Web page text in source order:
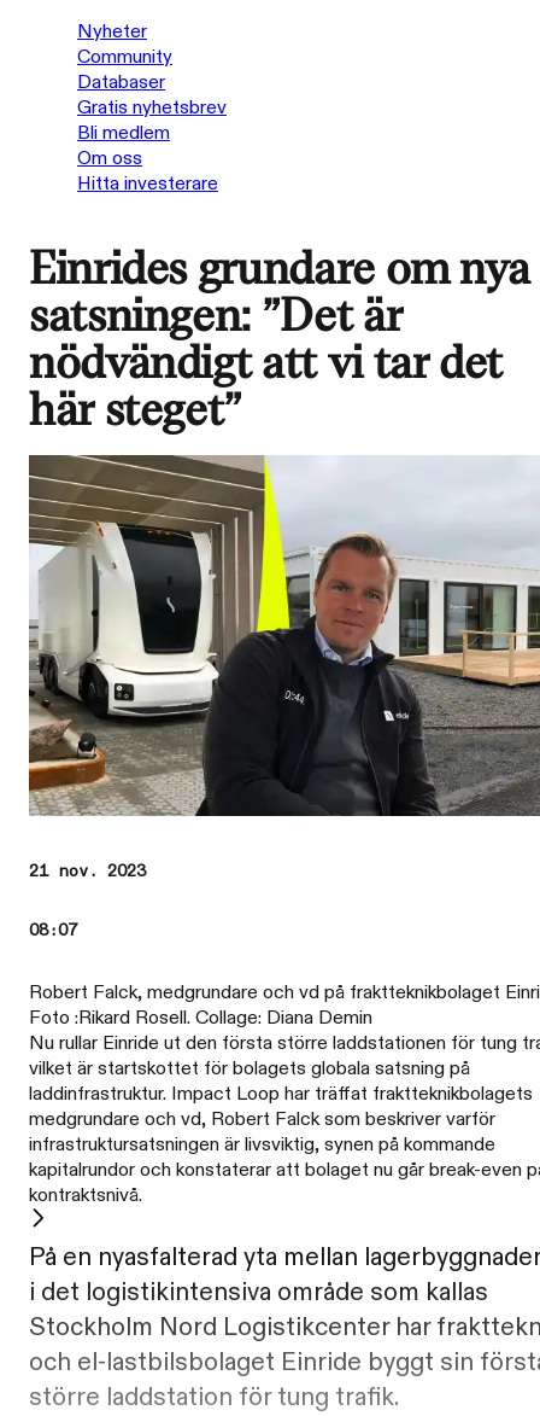
Nyheter
Community
Databaser
Gratis nyhetsbrev
Bli medlem
Om oss
Hitta investerare
Einrides grundare om nya
satsningen: ”Det är
nödvändigt att vi tar det
här steget”
21 nov. 2023
08:07
Robert Falck, medgrundare och vd på fraktteknikbolaget
Foto :Rikard Rosell. Collage: Diana Demin
Nu rullar Einride ut den första större laddstationen för tung
vilket är startskottet för bolagets globala satsning på
laddinfrastruktur. Impact Loop har träffat fraktteknikbolagets
medgrundare och vd, Robert Falck som beskriver varför
infrastruktursatsningen är livsviktig, synen på kommande
kapitalrundor och konstaterar att bolaget nu går break-even
kontraktsnivå.
På en nyasfalterad yta mellan
i det logistikintensiva område som kallas
Stockholm Nord Logistikcenter har
och el-lastbilsbolaget Einride byggt sin
större laddstation för tung trafik.